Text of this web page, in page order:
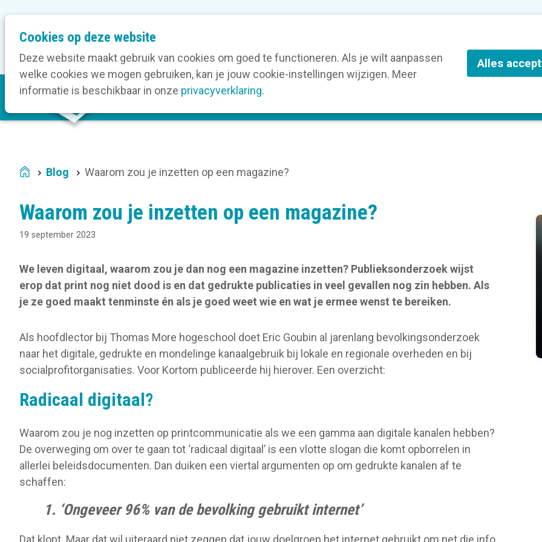
Cookies op deze website
Deze website maakt gebruik van cookies om goed te functioneren. Als je wilt aanpassen
welke cookies we mogen gebruiken, kan je jouw cookie-instellingen wijzigen. Meer
informatie is beschikbaar in onze privacyverklaring.
Alles
M
a
i
v
g
Volg een opleiding
e
t
a
n
v
a
o
Onze bedrijfsleden
Home
Blog Waarom zou je inzetten op een magazine?
Waarom zou je inzetten op een magazine?
19 september 2023
We leven digitaal, waarom zou je dan nog een magazine inzetten? Publieksonderzoek wijst
erop dat print nog niet dood is en dat gedrukte publicaties in veel gevallen nog zin hebben. Als
je ze goed maakt tenminste én als je goed weet wie en wat je ermee wenst te bereiken.
Als hoofdlector bij Thomas More hogeschool doet Eric Goubin al jarenlang bevolkingsonderzoek
naar het digitale, gedrukte en mondelinge kanaalgebruik bij lokale en regionale overheden en bij
socialprofitorganisaties. Voor Kortom publiceerde hij hierover. Een overzicht:
Radicaal digitaal?
Waarom zou je nog inzetten op printcommunicatie als we een gamma aan digitale kanalen hebben?
De overweging om over te gaan tot ‘radicaal digitaal’ is een vlotte slogan die komt opborrelen in
allerlei beleidsdocumenten. Dan duiken een viertal argumenten op om gedrukte kanalen af te
schaffen:
1. ‘Ongeveer 96% van de bevolking gebruikt internet’
Dat klopt. Maar dat wil uiteraard niet zeggen dat jouw doelgroep het internet gebruikt om net die info